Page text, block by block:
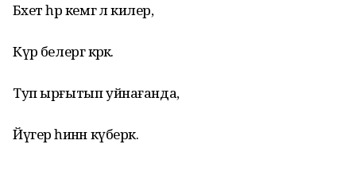
Бәхет һәр кемгә лә килер,
Күрә белергә кәрәк.
Туп ырғытып уйнағанда,
Йүгерә һинән күберәк.